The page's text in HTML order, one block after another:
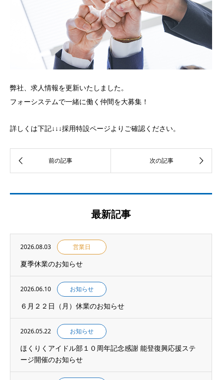
弊社、求人情報を更新いたしました。
フォーシステムで一緒に働く仲間を大募集！
詳しくは下記↓↓↓採用特設ページよりご確認ください。
最新記事
2026.08.03 営業日
夏季休業のお知らせ
2026.06.10 お知らせ
６月２２日（月）休業のお知らせ
2026.05.22 お知らせ
ほくりくアイドル部１０周年記念感謝 能登復興応援ステ
ージ開催のお知らせ